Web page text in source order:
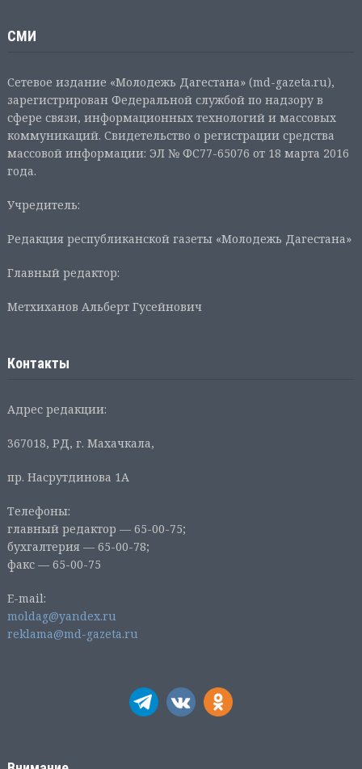
СМИ
Сетевое издание «Молодежь Дагестана» (md-gazeta.ru),
зарегистрирован Федеральной службой по надзору в
сфере связи, информационных технологий и массовых
коммуникаций. Свидетельство о регистрации средства
массовой информации: ЭЛ № ФС77-65076 от 18 марта 2016
года.
Учредитель:
Редакция республиканской газеты «Молодежь Дагестана»
Главный редактор:
Метхиханов Альберт Гусейнович
Контакты
Адрес редакции:
367018, РД, г. Махачкала,
пр. Насрутдинова 1А
Телефоны:
главный редактор — 65-00-75;
бухгалтерия — 65-00-78;
факс — 65-00-75
E-mail:
moldag@yandex.ru
reklama@md-gazeta.ru